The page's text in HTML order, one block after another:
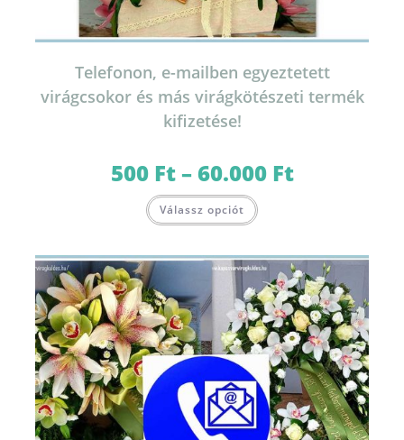
Telefonon, e-mailben egyeztetett
virágcsokor és más virágkötészeti termék
kifizetése!
500 Ft–60.000 FtÁrtartomány:
500 Ft
Válassz opciót a
van.
A
változatok
a
termékoldalon
választhatók
ki